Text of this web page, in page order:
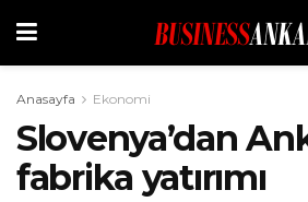
Anasayfa Ekonomi
Slovenya’dan
fabrika yatırımı